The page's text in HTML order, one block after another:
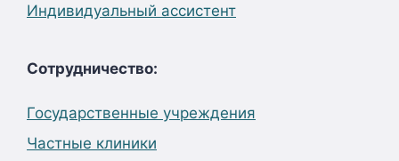
Индивидуальный ассистент
Сотрудничество:
Государственные учреждения
Частные клиники